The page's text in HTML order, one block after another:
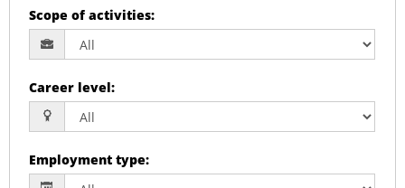
Scope of activities:
Career level:
Employment type: